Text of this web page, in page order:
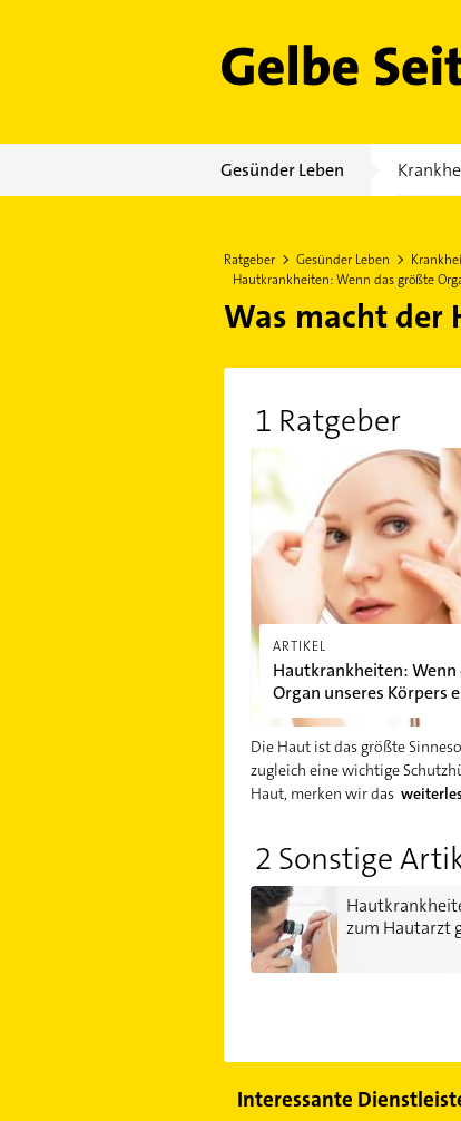
Gelbe Seiten
Gesünder Leben
Ratgeber Gesünder Leben
Hautkrankheiten: Wenn das größte
Was macht der
1 Ratgeber
ARTIKEL
Hautkrankheiten:
Organ unseres Körpers
Die Haut ist das größte
zugleich eine wichtige
Haut, merken wir das
Hautkrankheiten: Wenn
2 Sonstige
zum Hautarzt
Hautkrankheiten: Wann
Interessante